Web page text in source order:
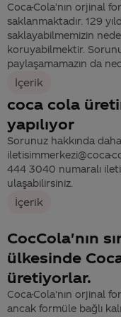
Coca-Cola’nın orjinal
saklanmaktadır. 129
saklayabilmemizin
koruyabilmektir.
paylaşamamazın da
İçerik
coca cola
yapılıyor
Sorunuz hakkında
iletisimmerkezi@coca-
444 3040 numaralı
ulaşabilirsiniz.
İçerik
CocCola'nın
ülkesinde
üretiyorlar.
Coca-Cola’nın orjinal
ancak formüle bağlı